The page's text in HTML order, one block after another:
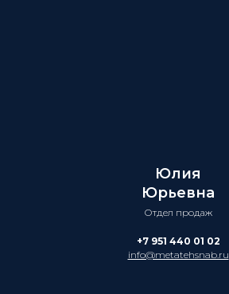
Юлия
Юрьевна
Отдел продаж
+7 951 440 01 02
info@metatehsnab.ru